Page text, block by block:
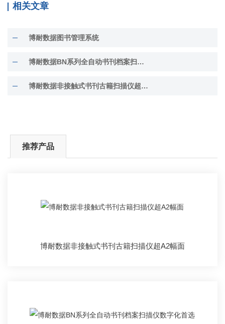
相关文章
博耐数据图书管理系统
博耐数据BN系列全自动书刊档案扫描仪数字化首选
博耐数据非接触式书刊古籍扫描仪超A2幅面
推荐产品
博耐数据非接触式书刊古籍扫描仪超A2幅面